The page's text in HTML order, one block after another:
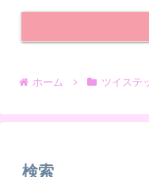
ホーム ツイステ
検索